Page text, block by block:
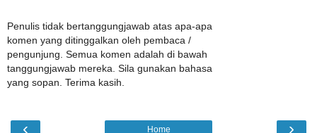
Penulis tidak bertanggungjawab atas apa-apa
komen yang ditinggalkan oleh pembaca /
pengunjung. Semua komen adalah di bawah
tanggungjawab mereka. Sila gunakan bahasa
yang sopan. Terima kasih.
‹ ›
Home